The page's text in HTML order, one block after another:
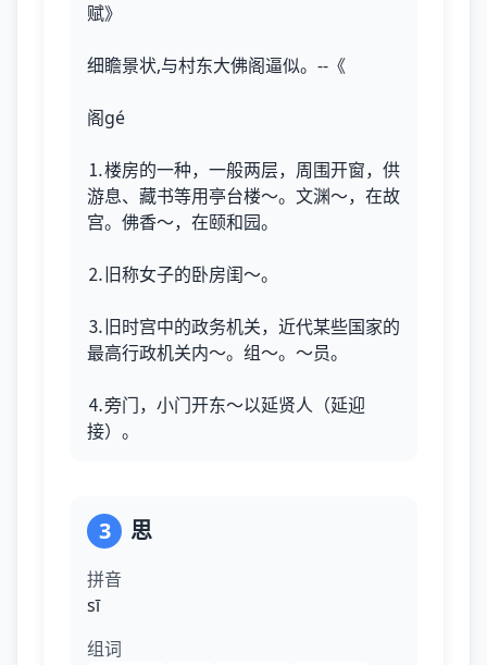
赋》
细瞻景状,与村东大佛阁逼似。--《
阁gé
⒈楼房的一种，一般两层，周围开窗，供
游息、藏书等用亭台楼～。文渊～，在故
宫。佛香～，在颐和园。
⒉旧称女子的卧房闺～。
⒊旧时宫中的政务机关，近代某些国家的
最高行政机关内～。组～。～员。
⒋旁门，小门开东～以延贤人（延迎
接）。
3 思
拼音
sī
组词